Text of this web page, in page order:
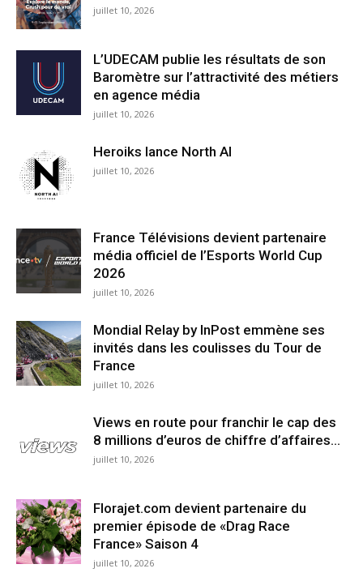
juillet 10, 2026
L’UDECAM publie les résultats de son
Baromètre sur l’attractivité des métiers
en agence média
juillet 10, 2026
Heroiks lance North AI
juillet 10, 2026
France Télévisions devient partenaire
média officiel de l’Esports World Cup
2026
juillet 10, 2026
Mondial Relay by InPost emmène ses
invités dans les coulisses du Tour de
France
juillet 10, 2026
Views en route pour franchir le cap des
8 millions d’euros de chiffre d’affaires...
juillet 10, 2026
Florajet.com devient partenaire du
premier épisode de «Drag Race
France» Saison 4
juillet 10, 2026